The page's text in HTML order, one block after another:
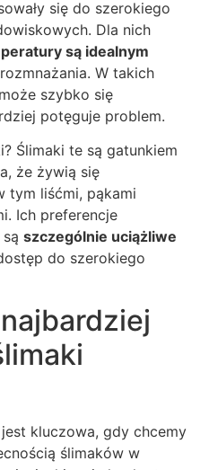
się do szerokiego
Dla nich
są idealnym
W takich
szybko się
potęguje problem.
Ślimaki te są gatunkiem
że żywią się
tym liśćmi, pąkami
Ich preferencje
szczególnie uciążliwe
do szerokiego
kluczowa, gdy chcemy
ślimaków w